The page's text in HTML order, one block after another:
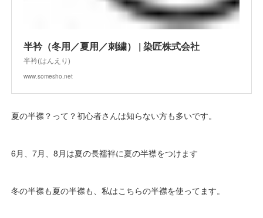
半衿（冬用／夏用／刺繍） | 染匠株式会社
半衿(はんえり)
www.somesho.net
夏の半襟？って？初心者さんは知らない方も多いです。
6月、7月、8月は夏の長襦袢に夏の半襟をつけます
冬の半襟も夏の半襟も、私はこちらの半襟を使ってます。